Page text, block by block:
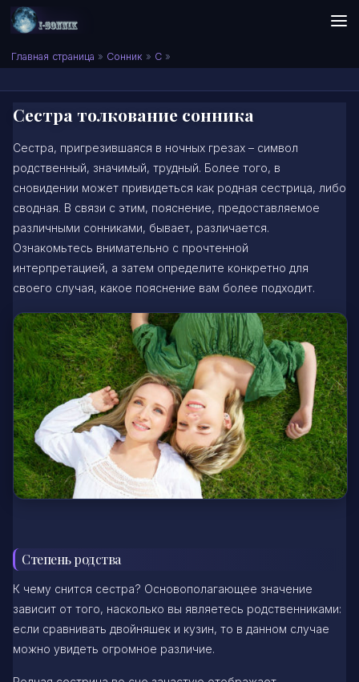
Skip to content
Сонник I-SONNIK.COM
Главная страница » Сонник » С »
Сестра толкование сонника
Сестра, пригрезившаяся в ночных грезах – символ
родственный, значимый, трудный. Более того, в
сновидении может привидеться как родная сестрица, либо
сводная. В связи с этим, пояснение, предоставляемое
различными сонниками, бывает, различается.
Ознакомьтесь внимательно с прочтенной
интерпретацией, а затем определите конкретно для
своего случая, какое пояснение вам более подходит.
Степень родства
К чему снится сестра? Основополагающее значение
зависит от того, насколько вы являетесь родственниками:
если сравнивать двойняшек и кузин, то в данном случае
можно увидеть огромное различие.